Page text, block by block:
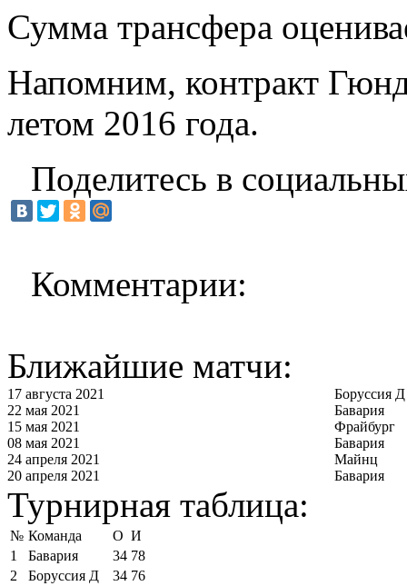
Сумма трансфера
Напомним, контракт
летом 2016 года.
Поделитесь в
Комментарии:
Ближайшие матчи:
17 августа 2021
Боруссия Д
22 мая 2021
Бавария
15 мая 2021
Фрайбург
08 мая 2021
Бавария
24 апреля 2021
Майнц
20 апреля 2021
Бавария
Турнирная таблица:
№ Команда О И
1
Бавария 34 78
2
Боруссия Д 34 76